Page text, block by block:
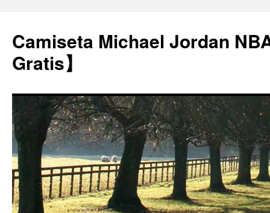
Camiseta Michael Jordan
Gratis】